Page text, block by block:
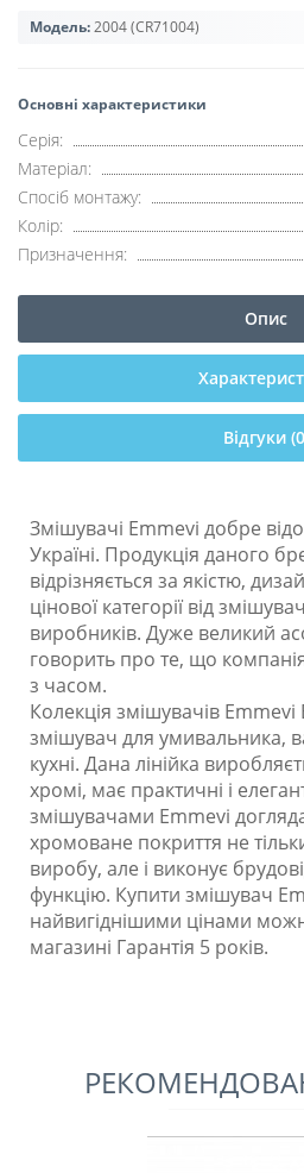
Модель:2004 (CR71004)
Основні характеристики
Серія:
Матеріал:
Спосіб монтажу:
Колір:
Призначення:
Опис
Відгуки
Змішувачі Emmevi добре
Україні. Продукція даного
відрізняється за якістю,
цінової категорії від
виробників. Дуже великий
говорить про те, що
з часом.
Колекція змішувачів
змішувач для умивальника,
кухні. Дана лінійка
хромі, має практичні і
змішувачами Emmevi
хромоване покриття не
виробу, але і виконує
функцію. Купити змішувач
найвигіднішими цінами
магазині Гарантія 5 років.